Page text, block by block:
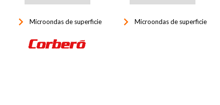
keyboard_arrow_right Microondas de superficie keyboard_arrow_right Microondas de superficie